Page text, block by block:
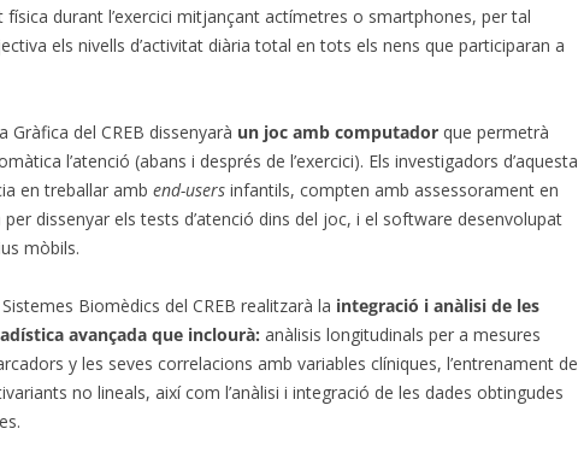
física durant l’exercici mitjançant actímetres o smartphones, per tal
els nivells d’activitat diària total en tots els nens que participaran a
Gràfica del CREB dissenyarà un joc amb computador que permetrà
l’atenció (abans i després de l’exercici). Els investigadors d’aquesta
en treballar amb end-users infantils, compten amb assessorament en
per dissenyar els tests d’atenció dins del joc, i el software desenvolupat
mòbils.
Biomèdics del CREB realitzarà la integració i anàlisi de les
avançada que inclourà: anàlisis longitudinals per a mesures
y les seves correlacions amb variables clíniques, l’entrenament de
no lineals, així com l’anàlisi i integració de les dades obtingudes